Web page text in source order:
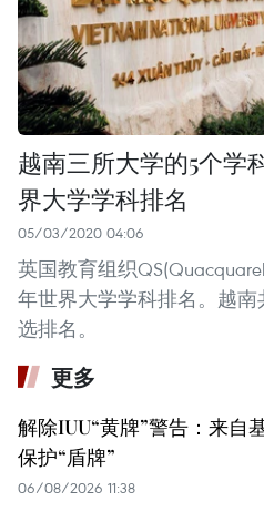
越南三所大学的5个学
界大学学科排名
05/03/2020 04:06
英国教育组织
年世界大学学科排名。越南
选排名。
更多
解除IUU“黄牌”警告：来自
保护“盾牌”
06/08/2026 11:38